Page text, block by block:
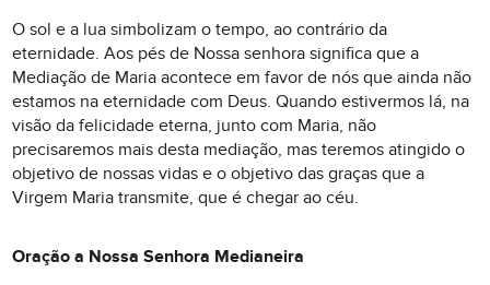
O sol e a lua simbolizam o tempo, ao contrário da
eternidade. Aos pés de Nossa senhora significa que a
Mediação de Maria acontece em favor de nós que ainda não
estamos na eternidade com Deus. Quando estivermos lá, na
visão da felicidade eterna, junto com Maria, não
precisaremos mais desta mediação, mas teremos atingido o
objetivo de nossas vidas e o objetivo das graças que a
Virgem Maria transmite, que é chegar ao céu.
Oração a Nossa Senhora Medianeira